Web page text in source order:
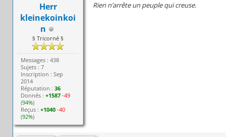
Herr
kleinekoinkoi
n
§ Tricorné §
Messages : 438
Sujets : 7
Inscription : Sep
2014
Réputation :36
Donnés :+1587 -49
(94%)
Reçus :+1040 -40
(92%)
Rien n’arrête un peuple qui creuse.